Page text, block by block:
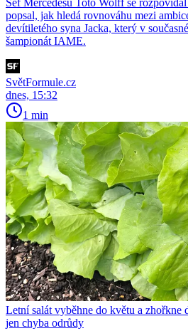
Šéf Mercedesu Toto Wolff se
popsal, jak hledá rovnováhu mezi
devítiletého syna Jacka, který v
šampionát IAME.
SvětFormule.cz
dnes, 15:32
1 min
Letní salát vyběhne do květu a zhořkne
jen chyba odrůdy